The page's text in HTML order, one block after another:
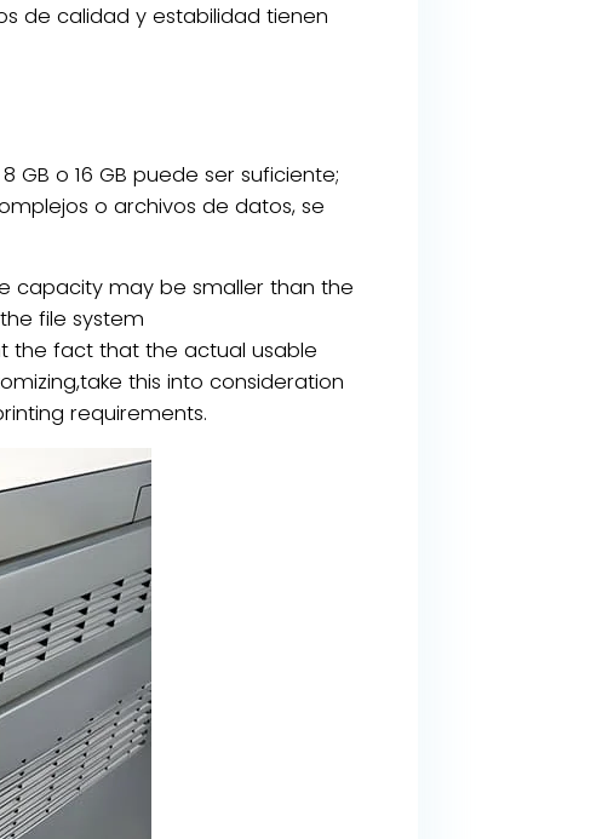
de calidad y estabilidad tienen
GB o 16 GB puede ser suficiente;
o archivos de datos, se
capacity may be smaller than the
file system
the fact that the actual usable
this into consideration
requirements.